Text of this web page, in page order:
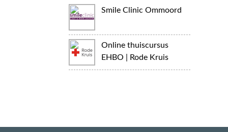
Smile Clinic Ommoord
Online thuiscursus
EHBO | Rode Kruis